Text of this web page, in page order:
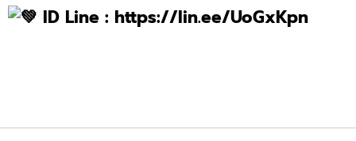
ID Line : https://lin.ee/UoGxKpn